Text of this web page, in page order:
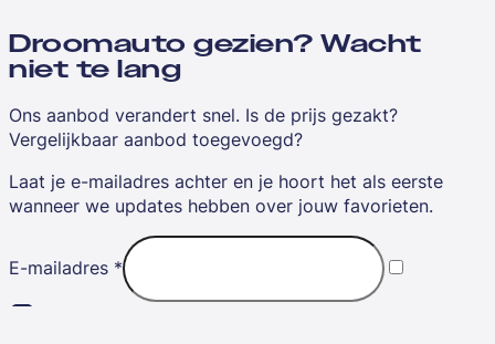
Droomauto gezien? Wacht
niet te lang
Ons aanbod verandert snel. Is de prijs gezakt?
Vergelijkbaar aanbod toegevoegd?
Laat je e-mailadres achter en je hoort het als eerste
wanneer we updates hebben over jouw favorieten.
E-mailadres *